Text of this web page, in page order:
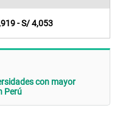
- S/ 4,053
con mayor
Perú